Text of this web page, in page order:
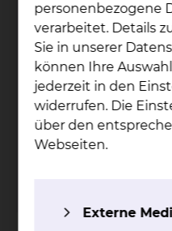
Fichtengrund 1,
personenbezogene
verarbeitet. Details
Sie in unserer
können Ihre
jederzeit in den
widerrufen. Die
über den
Webseiten.
Externe